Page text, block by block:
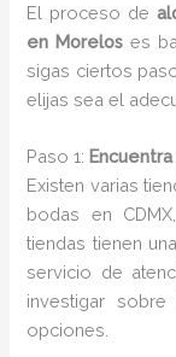
El proceso de
en Morelos es
sigas ciertos
elijas sea el
Paso 1:
Existen varias
bodas en
tiendas tienen
servicio de
investigar
opciones.